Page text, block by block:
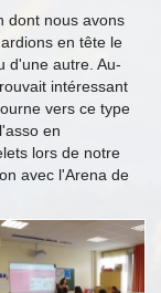
dont nous avons
en tête le
d'une autre. Au-
intéressant
vers ce type
en
lors de notre
avec l'Arena de